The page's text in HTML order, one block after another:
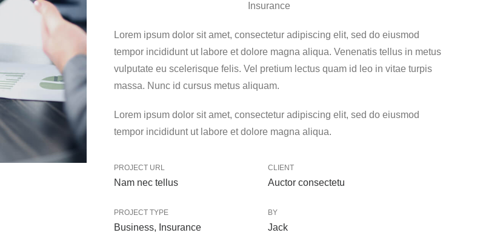
Insurance
Lorem ipsum dolor sit amet, consectetur adipiscing elit, sed do eiusmod
tempor incididunt ut labore et dolore magna aliqua. Venenatis tellus in metus
vulputate eu scelerisque felis. Vel pretium lectus quam id leo in vitae turpis
massa. Nunc id cursus metus aliquam.
Lorem ipsum dolor sit amet, consectetur adipiscing elit, sed do eiusmod
tempor incididunt ut labore et dolore magna aliqua.
PROJECT URL
Nam nec tellus
PROJECT TYPE
Business, Insurance
CLIENT
Auctor consectetu
BY
Jack